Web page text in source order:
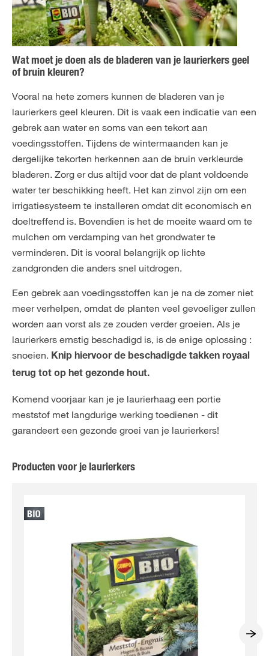
Wat moet je doen als de bladeren van je laurierkers geel
of bruin kleuren?
Vooral na hete zomers kunnen de bladeren van je
laurierkers geel kleuren. Dit is vaak een indicatie van een
gebrek aan water en soms van een tekort aan
voedingsstoffen. Tijdens de wintermaanden kan je
dergelijke tekorten herkennen aan de bruin verkleurde
bladeren. Zorg er dus altijd voor dat de plant voldoende
water ter beschikking heeft. Het kan zinvol zijn om een
irrigatiesysteem te installeren omdat dit economisch en
doeltreffend is. Bovendien is het de moeite waard om te
mulchen om verdamping van het grondwater te
verminderen. Dit is vooral belangrijk op lichte
zandgronden die anders snel uitdrogen.
Een gebrek aan voedingsstoffen kan je na de zomer niet
meer verhelpen, omdat de planten veel gevoeliger zullen
worden aan vorst als ze zouden verder groeien. Als je
laurierkers ernstig beschadigd is, is de enige oplossing :
snoeien. Knip hiervoor de beschadigde takken royaal
terug tot op het gezonde hout.
Komend voorjaar kan je je laurierhaag een portie
meststof met langdurige werking toedienen - dit
garandeert een gezonde groei van je laurierkers!
Producten voor je laurierkers